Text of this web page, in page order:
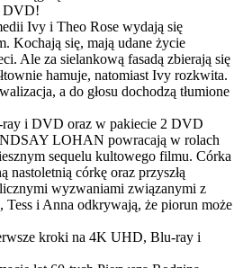
DVD!
Ivy i Theo Rose wydają się
Kochają się, mają udane życie
Ale za sielankową fasadą zbierają się
hamuje, natomiast Ivy rozkwita.
a do głosu dochodzą tłumione
ray i DVD oraz w pakiecie 2 DVD
LOHAN powracają w rolach
sequelu kultowego filmu. Córka
nastoletnią córkę oraz przyszłą
wyzwaniami związanymi z
Tess i Anna odkrywają, że piorun może
kroki na 4K UHD, Blu-ray i